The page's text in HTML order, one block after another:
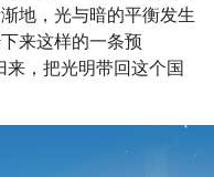
地，光与暗的平衡发生
来这样的一条预
来，把光明带回这个国